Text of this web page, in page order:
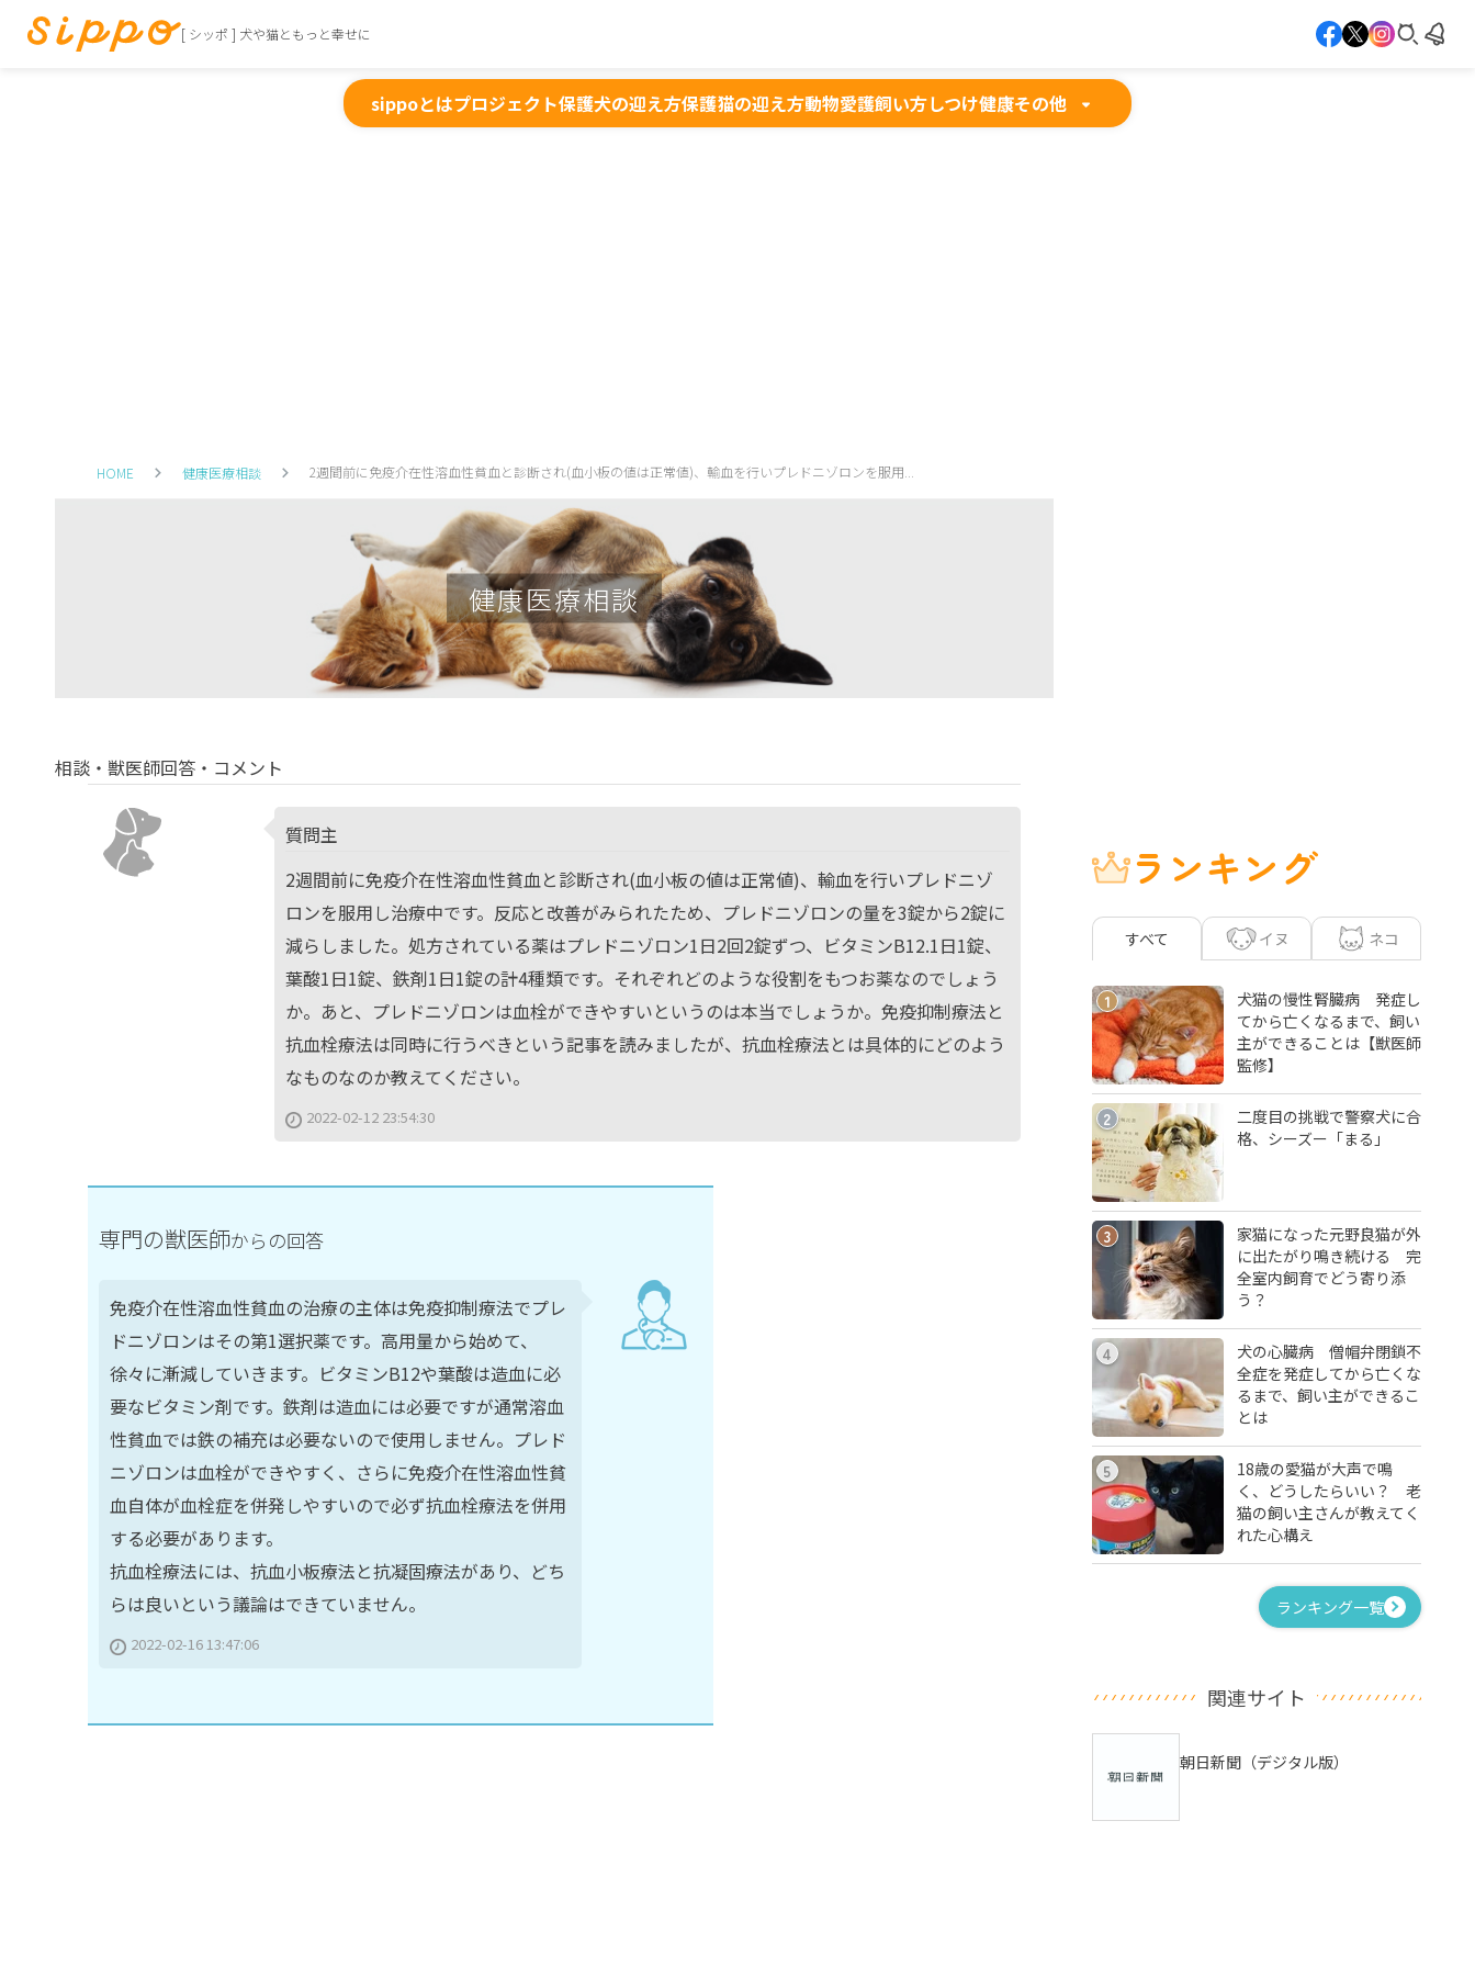
[ シッポ ] 犬や猫ともっと幸せに
sippoとはプロジェクト保護犬の迎え方保護猫の迎え方動物愛護飼い方しつけ健康その他
HOME 健康医療相談 2週間前に免疫介在性溶血性貧血と診断され(血小板の値は正常値)、輸血を行いプレドニゾロンを服用...
健康医療相談
相談・獣医師回答・コメント
質問主
2週間前に免疫介在性溶血性貧血と診断され(血小板の値は正常値)、輸血を行いプレドニゾ
ロンを服用し治療中です。反応と改善がみられたため、プレドニゾロンの量を3錠から2錠に
減らしました。処方されている薬はプレドニゾロン1日2回2錠ずつ、ビタミンB12.1日1錠、
葉酸1日1錠、鉄剤1日1錠の計4種類です。それぞれどのような役割をもつお薬なのでしょう
か。あと、プレドニゾロンは血栓ができやすいというのは本当でしょうか。免疫抑制療法と
抗血栓療法は同時に行うべきという記事を読みましたが、抗血栓療法とは具体的にどのよう
なものなのか教えてください。
2022-02-12 23:54:30
専門の獣医師からの回答
免疫介在性溶血性貧血の治療の主体は免疫抑制療法でプレ
ドニゾロンはその第1選択薬です。高用量から始めて、
徐々に漸減していきます。ビタミンB12や葉酸は造血に必
要なビタミン剤です。鉄剤は造血には必要ですが通常溶血
性貧血では鉄の補充は必要ないので使用しません。プレド
ニゾロンは血栓ができやすく、さらに免疫介在性溶血性貧
血自体が血栓症を併発しやすいので必ず抗血栓療法を併用
する必要があります。
抗血栓療法には、抗血小板療法と抗凝固療法があり、どち
らは良いという議論はできていません。
2022-02-16 13:47:06
ランキング
すべて イヌ ネコ
1
犬猫の慢性腎臓病 発症し
てから亡くなるまで、飼い
主ができることは【獣医師
監修】
2
二度目の挑戦で警察犬に合
格、シーズー「まる」
3
家猫になった元野良猫が外
に出たがり鳴き続ける 完
全室内飼育でどう寄り添
う？
4
犬の心臓病 僧帽弁閉鎖不
全症を発症してから亡くな
るまで、飼い主ができるこ
とは
5
18歳の愛猫が大声で鳴
く、どうしたらいい？ 老
猫の飼い主さんが教えてく
れた心構え
ランキング一覧
関連サイト
朝日新聞（デジタル版）